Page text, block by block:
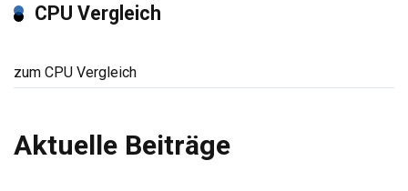
CPU Vergleich
zum CPU Vergleich
Aktuelle Beiträge